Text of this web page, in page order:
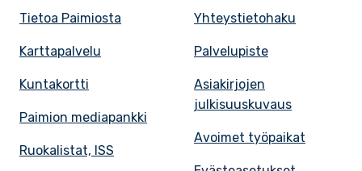
Tietoa Paimiosta
Karttapalvelu
Kuntakortti
Paimion mediapankki
Ruokalistat, ISS
Yhteystietohaku
Palvelupiste
Asiakirjojen
julkisuuskuvaus
Avoimet työpaikat